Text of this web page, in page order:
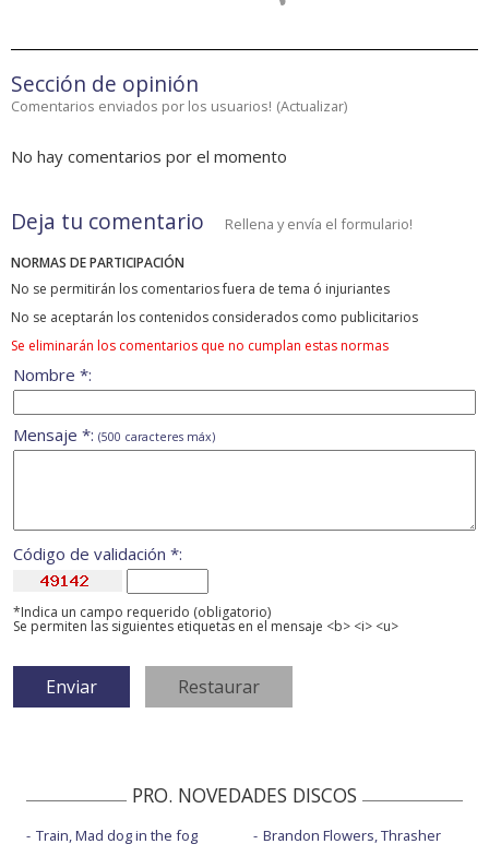
Sección de opinión
Comentarios enviados por los usuarios! (Actualizar)
No hay comentarios por el momento
Deja tu comentario Rellena y envía el formulario!
NORMAS DE PARTICIPACIÓN
No se permitirán los comentarios fuera de tema ó injuriantes
No se aceptarán los contenidos considerados como publicitarios
Se eliminarán los comentarios que no cumplan estas normas
Nombre *:
Mensaje *: (500 caracteres máx)
Código de validación *:
*Indica un campo requerido (obligatorio)
Se permiten las siguientes etiquetas en el mensaje <b> <i> <u>
PRO. NOVEDADES DISCOS
Train, Mad dog in the fog
Brandon Flowers, Thrasher